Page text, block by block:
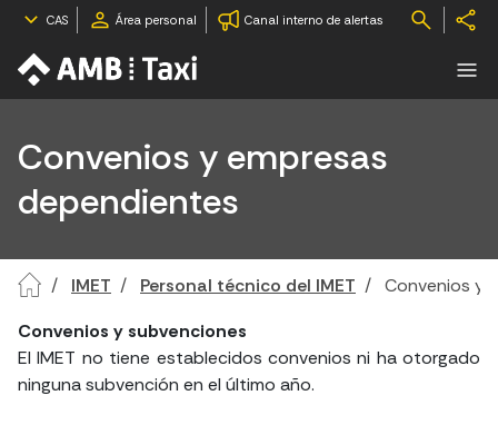
CAS Área personal Canal interno de alertas
Convenios y empresas
dependientes
IMET Personal técnico del IMET
Convenios y
Convenios y subvenciones
El IMET no tiene establecidos convenios ni ha otorgado
ninguna subvención en el último año.